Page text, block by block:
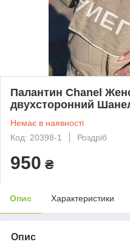
Палантин Chanel
двухсторонний
Немає в наявності
Код: 20398-1
Роздріб
950 ₴
Опис Характеристики
Опис